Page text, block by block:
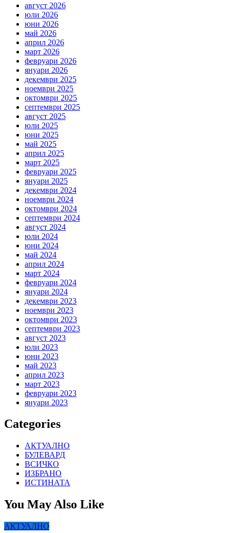
август 2026
юли 2026
юни 2026
май 2026
април 2026
март 2026
февруари 2026
януари 2026
декември 2025
ноември 2025
октомври 2025
септември 2025
август 2025
юли 2025
юни 2025
май 2025
април 2025
март 2025
февруари 2025
януари 2025
декември 2024
ноември 2024
октомври 2024
септември 2024
август 2024
юли 2024
юни 2024
май 2024
април 2024
март 2024
февруари 2024
януари 2024
декември 2023
ноември 2023
октомври 2023
септември 2023
август 2023
юли 2023
юни 2023
май 2023
април 2023
март 2023
февруари 2023
януари 2023
Categories
АКТУАЛНО
БУЛЕВАРД
ВСИЧКО
ИЗБРАНО
ИСТИНАТА
You May Also Like
АКТУАЛНО